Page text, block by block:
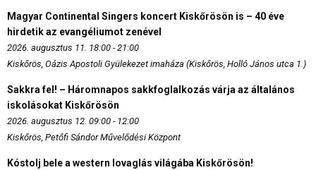
Magyar Continental Singers koncert Kiskőrösön is – 40 éve
hirdetik az evangéliumot zenével
2026. augusztus 11. 18:00 - 21:00
Kiskőrös, Oázis Apostoli Gyülekezet imaháza (Kiskőrös, Holló János utca 1.)
Sakkra fel! – Háromnapos sakkfoglalkozás várja az általános
iskolásokat Kiskőrösön
2026. augusztus 12. 09:00 - 12:00
Kiskőrös, Petőfi Sándor Művelődési Központ
Kóstolj bele a western lovaglás világába Kiskőrösön!